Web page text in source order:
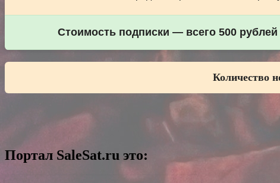
Стоимость подписки — всего 500
Количество
Портал SaleSat.ru это: